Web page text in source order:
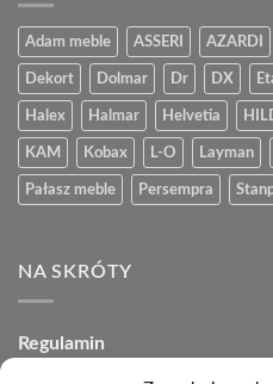
Adam meble ASSERI AZARDI
Dekort Dolmar Dr DX
Halex Halmar Helvetia
KAM Kobax L-O Layman
Pałasz meble Persempra
NA SKRÓTY
Regulamin